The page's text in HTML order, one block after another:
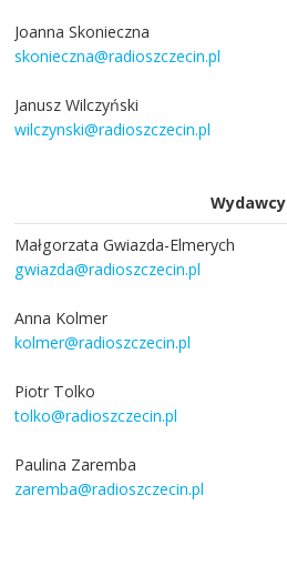
Joanna Skonieczna
skonieczna@radioszczecin.pl
Janusz Wilczyński
wilczynski@radioszczecin.pl
Wydawcy
Małgorzata Gwiazda-Elmerych
gwiazda@radioszczecin.pl
Anna Kolmer
kolmer@radioszczecin.pl
Piotr Tolko
tolko@radioszczecin.pl
Paulina Zaremba
zaremba@radioszczecin.pl